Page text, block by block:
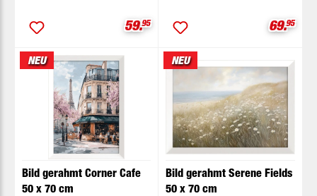
Verkaufspreis:
59.95 69.95
NEU
Bild gerahmt Corner Cafe
50 x 70 cm
NEU
Bild gerahmt Serene Fields
50 x 70 cm